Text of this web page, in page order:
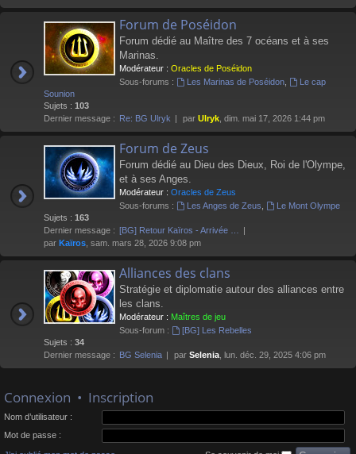
Forum de Poséidon
Forum dédié au Maître des 7 océans et à ses
Marinas.
Modérateur : Oracles de Poséidon
Sous-forums :
Les Marinas de Poséidon,
Le cap
Sounion
Sujets : 103
Dernier message : Re: BG Ulryk par Ulryk , dim. mai 17, 2026 1:44 pm
Forum de Zeus
Forum dédié au Dieu des Dieux, Roi de l'Olympe,
et à ses Anges.
Modérateur : Oracles de Zeus
Sous-forums :
Les Anges de Zeus
Le Mont Olympe
Sujets : 163
Dernier message : [BG] Retour Kaïros - Arrivée …
par Kaïros , sam. mars 28, 2026 9:08 pm
Alliances des clans
Stratégie et diplomatie autour des alliances entre
les clans.
Modérateur : Maîtres de jeu
Sous-forum :
[BG] Les Rebelles
Sujets : 34
Dernier message : BG Selenia par Selenia , lun. déc. 29, 2025 4:06 pm
Connexion • Inscription
Nom d’utilisateur :
Mot de passe :